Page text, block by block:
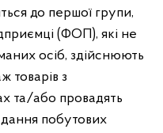
до першої групи,
(ФОП), які не
осіб, здійснюють
товарів з
та/або провадять
побутових